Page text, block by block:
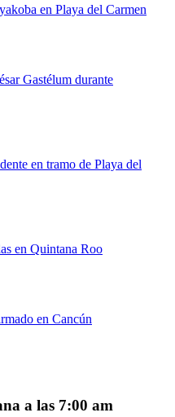
en Playa del Carmen
Gastélum durante
en tramo de Playa del
en Quintana Roo
en Cancún
a las 7:00 am